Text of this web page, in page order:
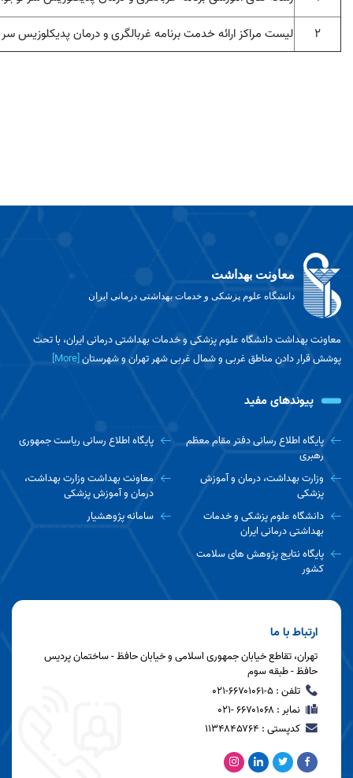
۲
لیست مراکز ارائه خدمت برنامه غربالگری و درمان پدیکلوزیس
معاونت بهداشت
دانشگاه علوم پزشکی و خدمات بهداشتی درمانی ایران
معاونت بهداشت دانشگاه علوم پزشکی و خدمات بهداشتی درمانی ایران، با تحت
پوشش قرار دادن مناطق غربی و شمال غربی شهر تهران و شهرستان[More]
پیوندهای مفید
پایگاه اطلاع رسانی دفتر مقام معظم
رهبری
پایگاه اطلاع رسانی ریاست جمهوری
وزارت بهداشت، درمان و آموزش
پزشکی
معاونت بهداشت وزارت بهداشت،
درمان و آموزش پزشکی
دانشگاه علوم پزشکی و خدمات
بهداشتی درمانی ایران
سامانه پژوهشیار
پایگاه نتایج پژوهش های سلامت
کشور
ارتباط با ما
تهران، تقاطع خیابان جمهوری اسلامی و خیابان حافظ - ساختمان پردیس
حافظ - طبقه سوم
تلفن : ۵-۶۶۷۰۱۰۶۱-۰۲۱
نمابر : ۶۶۷۰۱۰۶۸ -۰۲۱
کدپستی : ۱۱۳۴۸۴۵۷۶۴